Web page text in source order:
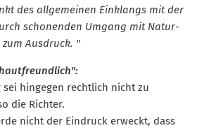
des allge­meinen Einklangs mit der
schonenden Umgang mit Natur­
Ausdruck. "
sei hingegen rechtlich nicht zu
die Richter.
nicht der Eindruck erweckt, dass